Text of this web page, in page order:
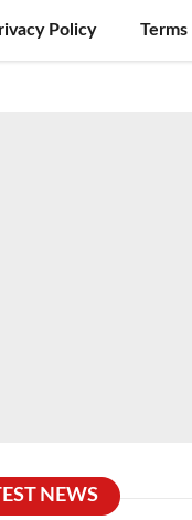
Policy Terms
NEWS